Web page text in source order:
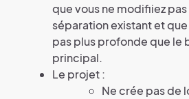
que vous ne modifiiez
séparation existant et que
pas plus profonde que le
principal.
Le projet :
Ne crée pas de